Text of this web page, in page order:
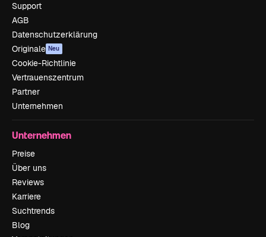
Support
AGB
Datenschutzerklärung
Originale Neu
Cookie-Richtlinie
Vertrauenszentrum
Partner
Unternehmen
Unternehmen
Preise
Über uns
Reviews
Karriere
Suchtrends
Blog